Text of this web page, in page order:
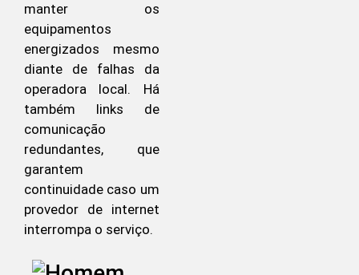
manter os
equipamentos
energizados mesmo
diante de falhas da
operadora local. Há
também links de
comunicação
redundantes, que
garantem
continuidade caso um
provedor de internet
interrompa o serviço.